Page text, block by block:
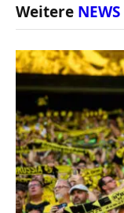
Weitere NEWS